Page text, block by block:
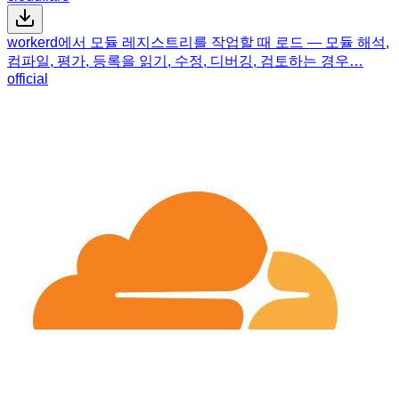
workerd에서 모듈 레지스트리를 작업할 때 로드 — 모듈 해석,
컴파일, 평가, 등록을 읽기, 수정, 디버깅, 검토하는 경우…
official